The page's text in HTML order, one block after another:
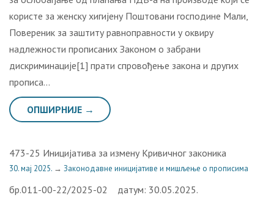
користе за женску хигијену Поштовани господине Мали,
Повереник за заштиту равноправности у оквиру
надлежности прописаних Законом о забрани
дискриминације[1] прати спровођење закона и других
прописа…
ОПШИРНИЈЕ →
473-25 Иницијатива за измену Кривичног законика
30. мај 2025. → Законодавне иницијативе и мишљење о прописима
бр.011-00-22/2025-02 датум: 30.05.2025.